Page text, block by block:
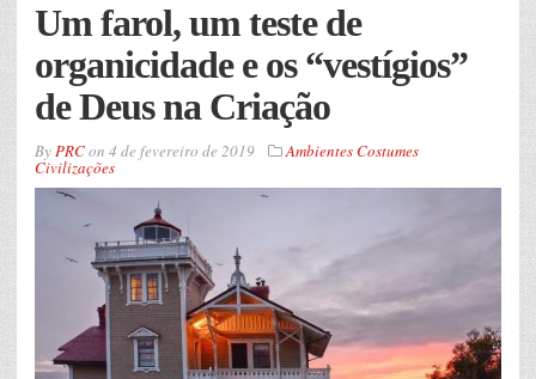
Um farol, um teste de
organicidade e os “vestígios”
de Deus na Criação
ByPRCon 4 de fevereiro de 2019 Ambientes Costumes
Civilizações